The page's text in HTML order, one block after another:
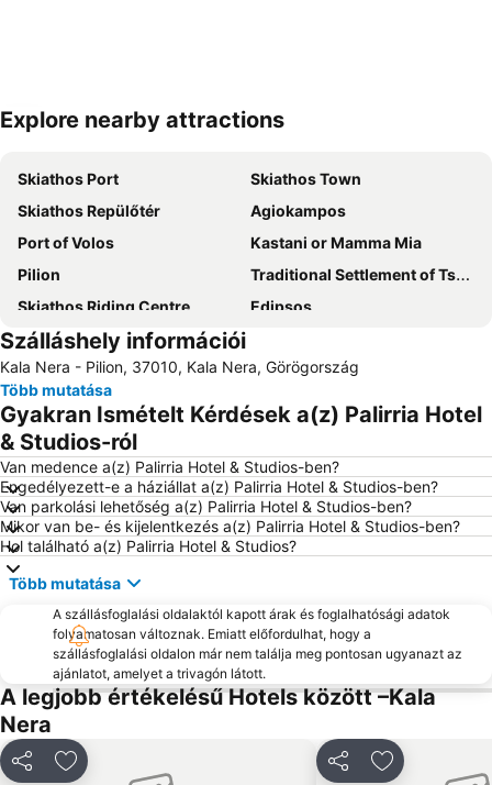
Nagy méretű térkép
Explore nearby attractions
Skiathos Port
Skiathos Town
Skiathos Repülőtér
Agiokampos
Port of Volos
Kastani or Mamma Mia
Pilion
Traditional Settlement of Tsagarada
Skiathos Riding Centre
Edipsos
Agia Eleni
Szálláshely információi
Kala Nera - Pilion, 37010, Kala Nera, Görögország
Több mutatása
Gyakran Ismételt Kérdések a(z) Palirria Hotel
& Studios-ról
Van medence a(z) Palirria Hotel & Studios-ben?
Engedélyezett-e a háziállat a(z) Palirria Hotel & Studios-ben?
Van parkolási lehetőség a(z) Palirria Hotel & Studios-ben?
Mikor van be- és kijelentkezés a(z) Palirria Hotel & Studios-ben?
Hol található a(z) Palirria Hotel & Studios?
Több mutatása
A szállásfoglalási oldalaktól kapott árak és foglalhatósági adatok
folyamatosan változnak. Emiatt előfordulhat, hogy a
szállásfoglalási oldalon már nem találja meg pontosan ugyanazt az
ajánlatot, amelyet a trivagón látott.
A legjobb értékelésű Hotels között –Kala
Nera
MegosztásHozzáadás a kedvencekhez MegosztásHozzáadás